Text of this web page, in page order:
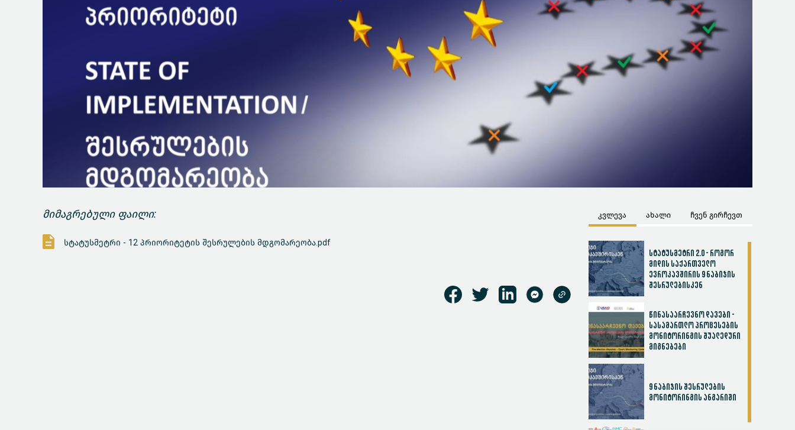
მიმაგრებული ფაილი:
სტატუსმეტრი - 12 პრიორიტეტის შესრულების მდგომარეობა.pdf
კვლევა ახალი ჩვენ გირჩევთ
სტატუსმეტრი 2.0 - როგორ
მიდის საქართველო
ევროკავშირის 9 ნაბიჯის
შესრულებისკენ
წინასაარჩევნო დავები -
სასამართლო პროცესების
მონიტორინგის შუალედური
მიგნებები
9 ნაბიჯის შესრულების
მონიტორინგის ანგარიში